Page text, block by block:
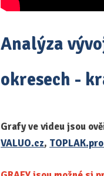
Analýza
okresech -
Grafy ve videu jsou
VALUO.cz, TOPLAK.pro